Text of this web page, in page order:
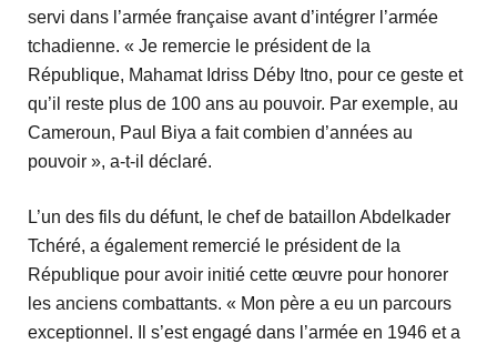
servi dans l’armée française avant d’intégrer l’armée
tchadienne. « Je remercie le président de la
République, Mahamat Idriss Déby Itno, pour ce geste et
qu’il reste plus de 100 ans au pouvoir. Par exemple, au
Cameroun, Paul Biya a fait combien d’années au
pouvoir », a-t-il déclaré.
L’un des fils du défunt, le chef de bataillon Abdelkader
Tchéré, a également remercié le président de la
République pour avoir initié cette œuvre pour honorer
les anciens combattants. « Mon père a eu un parcours
exceptionnel. Il s’est engagé dans l’armée en 1946 et a